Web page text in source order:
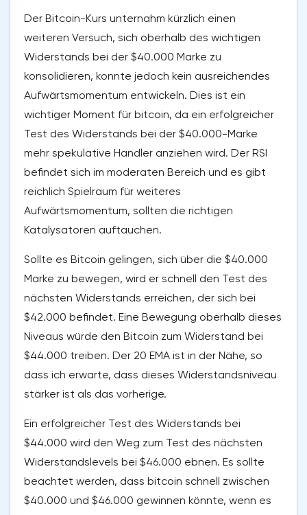
Der Bitcoin-Kurs unternahm kürzlich einen
weiteren Versuch, sich oberhalb des wichtigen
Widerstands bei der $40.000 Marke zu
konsolidieren, konnte jedoch kein ausreichendes
Aufwärtsmomentum entwickeln. Dies ist ein
wichtiger Moment für bitcoin, da ein erfolgreicher
Test des Widerstands bei der $40.000-Marke
mehr spekulative Händler anziehen wird. Der RSI
befindet sich im moderaten Bereich und es gibt
reichlich Spielraum für weiteres
Aufwärtsmomentum, sollten die richtigen
Katalysatoren auftauchen.
Sollte es Bitcoin gelingen, sich über die $40.000
Marke zu bewegen, wird er schnell den Test des
nächsten Widerstands erreichen, der sich bei
$42.000 befindet. Eine Bewegung oberhalb dieses
Niveaus würde den Bitcoin zum Widerstand bei
$44.000 treiben. Der 20 EMA ist in der Nähe, so
dass ich erwarte, dass dieses Widerstandsniveau
stärker ist als das vorherige.
Ein erfolgreicher Test des Widerstands bei
$44.000 wird den Weg zum Test des nächsten
Widerstandslevels bei $46.000 ebnen. Es sollte
beachtet werden, dass bitcoin schnell zwischen
$40.000 und $46.000 gewinnen könnte, wenn es